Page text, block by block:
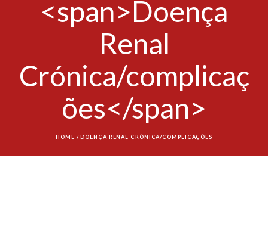
<span>Doença
Renal
Crónica/complicaç
ões</span>
HOME /DOENÇA RENAL CRÓNICA/COMPLICAÇÕES